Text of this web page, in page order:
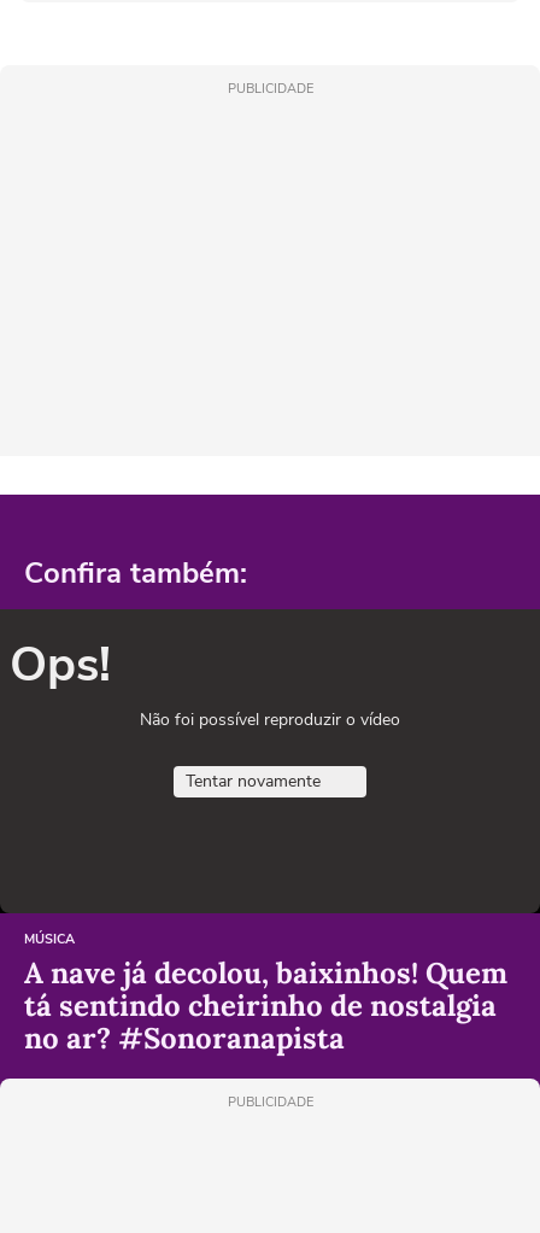
PUBLICIDADE
Confira também:
Ops!
Não foi possível reproduzir o vídeo
Tentar novamente
MÚSICA
A nave já decolou, baixinhos! Quem
tá sentindo cheirinho de nostalgia
no ar? #Sonoranapista
PUBLICIDADE